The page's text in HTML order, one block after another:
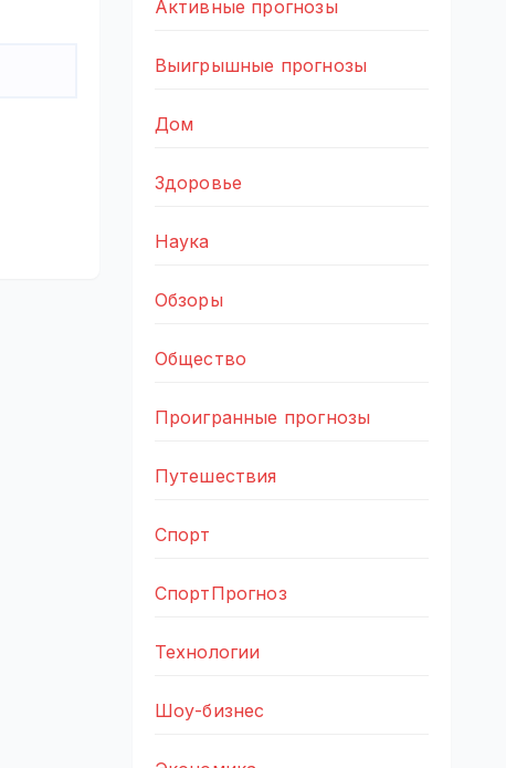
Активные прогнозы
Выигрышные прогнозы
Дом
Здоровье
Наука
Обзоры
Общество
Проигранные прогнозы
Путешествия
Спорт
СпортПрогноз
Технологии
Шоу-бизнес